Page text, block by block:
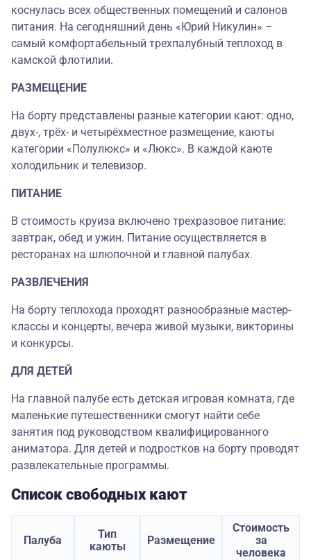
коснулась всех общественных помещений и салонов
питания. На сегодняшний день «Юрий Никулин» –
самый комфортабельный трехпалубный теплоход в
камской флотилии.
РАЗМЕЩЕНИЕ
На борту представлены разные категории кают: одно,
двух-, трёх- и четырёхместное размещение, каюты
категории «Полулюкс» и «Люкс». В каждой каюте
холодильник и телевизор.
ПИТАНИЕ
В стоимость круиза включено трехразовое питание:
завтрак, обед и ужин. Питание осуществляется в
ресторанах на шлюпочной и главной палубах.
РАЗВЛЕЧЕНИЯ
На борту теплохода проходят разнообразные мастер-
классы и концерты, вечера живой музыки, викторины
и конкурсы.
ДЛЯ ДЕТЕЙ
На главной палубе есть детская игровая комната, где
маленькие путешественники смогут найти себе
занятия под руководством квалифицированного
аниматора. Для детей и подростков на борту проводят
развлекательные программы.
Список свободных кают
Палуба
Тип
каюты
Размещение
Стоимость
за
человека